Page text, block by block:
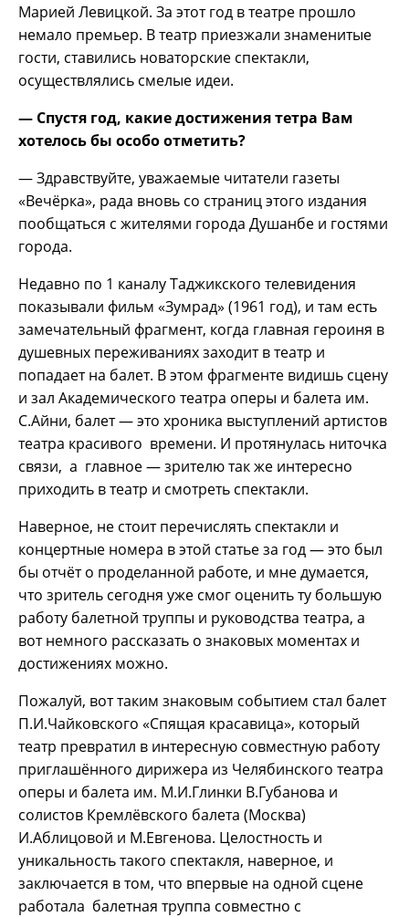
Марией Левицкой. За этот год в театре прошло
немало премьер. В театр приезжали знаменитые
гости, ставились новаторские спектакли,
осуществлялись смелые идеи.
— Спустя год, какие достижения тетра Вам
хотелось бы особо отметить?
— Здравствуйте, уважаемые читатели газеты
«Вечёрка», рада вновь со страниц этого издания
пообщаться с жителями города Душанбе и гостями
города.
Недавно по 1 каналу Таджикского телевидения
показывали фильм «Зумрад» (1961 год), и там есть
замечательный фрагмент, когда главная героиня в
душевных переживаниях заходит в театр и
попадает на балет. В этом фрагменте видишь сцену
и зал Академического театра оперы и балета им.
С.Айни, балет — это хроника выступлений артистов
театра красивого времени. И протянулась ниточка
связи, а главное — зрителю так же интересно
приходить в театр и смотреть спектакли.
Наверное, не стоит перечислять спектакли и
концертные номера в этой статье за год — это был
бы отчёт о проделанной работе, и мне думается,
что зритель сегодня уже смог оценить ту большую
работу балетной труппы и руководства театра, а
вот немного рассказать о знаковых моментах и
достижениях можно.
Пожалуй, вот таким знаковым событием стал балет
П.И.Чайковского «Спящая красавица», который
театр превратил в интересную совместную работу
приглашённого дирижера из Челябинского театра
оперы и балета им. М.И.Глинки В.Губанова и
солистов Кремлёвского балета (Москва)
И.Аблицовой и М.Евгенова. Целостность и
уникальность такого спектакля, наверное, и
заключается в том, что впервые на одной сцене
работала балетная труппа совместно с